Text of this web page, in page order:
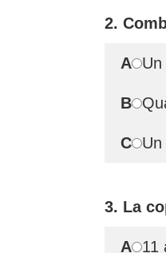
2.
A
B
C Un
3. La
A 11